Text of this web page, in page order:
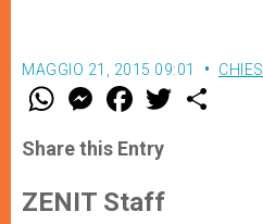
MAGGIO 21, 2015 09:01
W
t
s
p
p
M
e
s
e
g
e
F
a
e
b
o
k
w
Share this Entry
ZENIT Staff